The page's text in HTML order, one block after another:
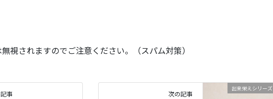
視されますのでご注意ください。（スパム対策）
事
出来栄えシリーズ
次の記事